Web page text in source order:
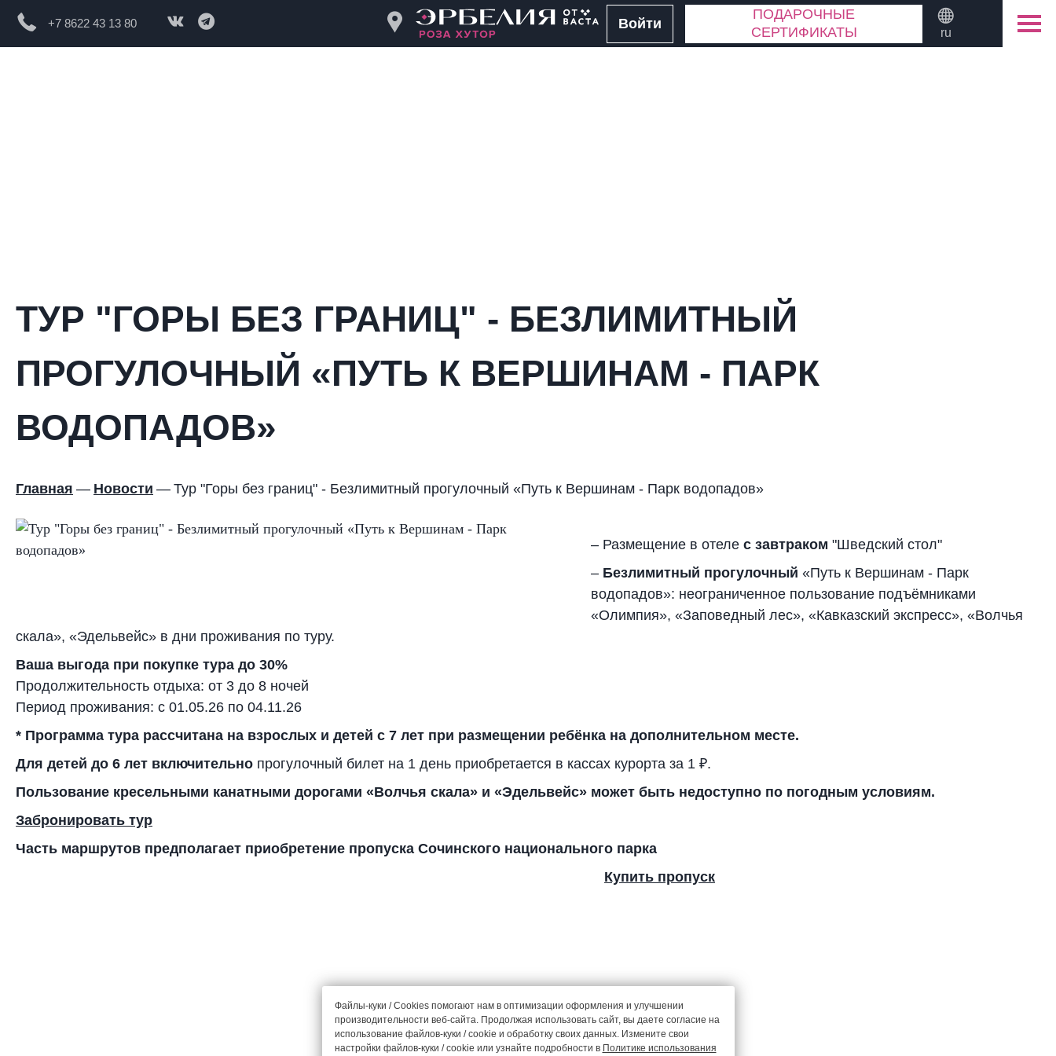
+7 8622 43 13 80 Войти
ПОДАРОЧНЫЕ
СЕРТИФИКАТЫ
ru
ТУР "ГОРЫ БЕЗ ГРАНИЦ" - БЕЗЛИМИТНЫЙ
ПРОГУЛОЧНЫЙ «ПУТЬ К ВЕРШИНАМ - ПАРК
ВОДОПАДОВ»
Главная — Новости — Тур "Горы без границ" - Безлимитный прогулочный «Путь к Вершинам - Парк водопадов»
– Размещение в отеле с завтраком "Шведский стол"
– Безлимитный прогулочный «Путь к Вершинам - Парк
водопадов»: неограниченное пользование подъёмниками
«Олимпия», «Заповедный лес», «Кавказский экспресс», «Волчья
скала», «Эдельвейс» в дни проживания по туру.
Ваша выгода при покупке тура до 30%
Продолжительность отдыха: от 3 до 8 ночей
Период проживания: с 01.05.26 по 04.11.26
* Программа тура рассчитана на взрослых и детей с 7 лет при размещении ребёнка на дополнительном месте.
Для детей до 6 лет включительно прогулочный билет на 1 день приобретается в кассах курорта за 1 ₽.
Пользование кресельными канатными дорогами «Волчья скала» и «Эдельвейс» может быть недоступно по погодным условиям.
Забронировать тур
Часть маршрутов предполагает приобретение пропуска Сочинского национального парка
Купить пропуск
Файлы-куки / Cookies помогают нам в оптимизации оформления и улучшении
производительности веб-сайта. Продолжая использовать сайт, вы даете согласие на
использование файлов-куки / cookie и обработку своих данных. Измените свои
настройки файлов-куки / cookie или узнайте подробности в Политике использования